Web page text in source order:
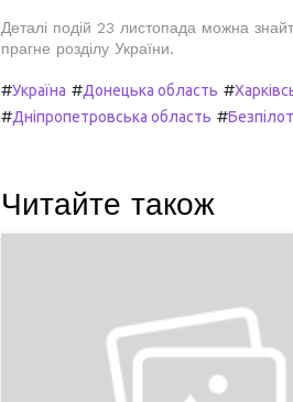
Деталі подій 23 листопада можна
прагне розділу України.
#Україна #Донецька область #
#Дніпропетровська область #
Читайте також